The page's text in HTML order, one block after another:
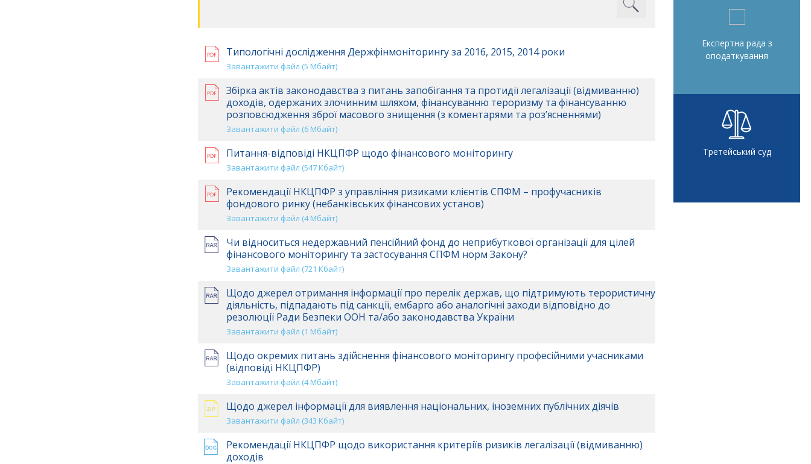
Типологічні дослідження Держфінмоніторингу за 2016, 2015, 2014 роки
Завантажити файл (5 Mбайт)
Збірка актів законодавства з питань запобігання та протидії легалізації (відмиванню)
доходів, одержаних злочинним шляхом, фінансуванню тероризму та фінансуванню
розповсюдження зброї масового знищення (з коментарями та роз’ясненнями)
Завантажити файл (6 Mбайт)
Питання-відповіді НКЦПФР щодо фінансового моніторингу
Завантажити файл (547 Кбайт)
Рекомендації НКЦПФР з управління ризиками клієнтів СПФМ – профучасників
фондового ринку (небанківських фінансових установ)
Завантажити файл (4 Mбайт)
Чи відноситься недержавний пенсійний фонд до неприбуткової організації для цілей
фінансового моніторингу та застосування СПФМ норм Закону?
Завантажити файл (721 Кбайт)
Щодо джерел отримання інформації про перелік держав, що підтримують терористичну
діяльність, підпадають під санкції, ембарго або аналогічні заходи відповідно до
резолюції Ради Безпеки ООН та/або законодавства України
Завантажити файл (1 Mбайт)
Щодо окремих питань здійснення фінансового моніторингу професійними учасниками
(відповіді НКЦПФР)
Завантажити файл (4 Mбайт)
Щодо джерел інформації для виявлення національних, іноземних публічних діячів
Завантажити файл (343 Кбайт)
Рекомендації НКЦПФР щодо використання критеріїв ризиків легалізації (відмиванню)
доходів
Експертна рада з
оподаткування
Третейський суд